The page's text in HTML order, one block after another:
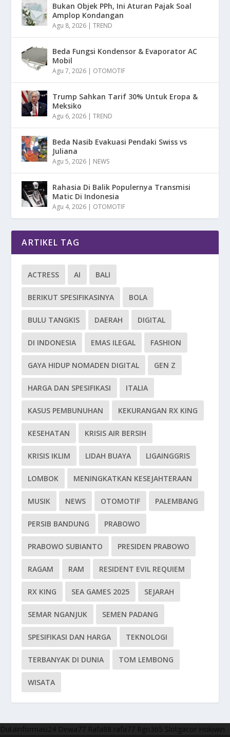
Bukan Objek PPh, Ini Aturan Pajak Soal
Amplop Kondangan
Agu 8, 2026 |TREND
Beda Fungsi Kondensor & Evaporator AC
Mobil
Agu 7, 2026 | OTOMOTIF
Trump Sahkan Tarif 30% Untuk Eropa &
Meksiko
Agu 6, 2026 |TREND
Beda Nasib Evakuasi Pendaki Swiss vs
Juliana
Agu 5, 2026 | NEWS
Rahasia Di Balik Populernya Transmisi
Matic Di Indonesia
Agu 4, 2026 | OTOMOTIF
ARTIKEL TAG
ACTRESS AI BALI
BERIKUT SPESIFIKASINYA BOLA
BULU TANGKIS DAERAH DIGITAL
DI INDONESIA EMAS ILEGAL FASHION
GAYA HIDUP NOMADEN DIGITAL GEN Z
HARGA DAN SPESIFIKASI ITALIA
KASUS PEMBUNUHAN KEKURANGAN RX KING
KESEHATAN KRISIS AIR BERSIH
KRISIS IKLIM LIDAH BUAYA LIGAINGGRIS
LOMBOK MENINGKATKAN KESEJAHTERAAN
MUSIK NEWS OTOMOTIF PALEMBANG
PERSIB BANDUNG PRABOWO
PRABOWO SUBIANTO PRESIDEN PRABOWO
RAGAM RAM RESIDENT EVIL REQUIEM
RX KING SEA GAMES 2025 SEJARAH
SEMAR NGANJUK SEMEN PADANG
SPESIFIKASI DAN HARGA TEKNOLOGI
TERBANYAK DI DUNIA TOM LEMBONG
WISATA
Dutainformasi24 Dewa77 Rafa88 rafa77 Rgo365 Slotgacor Hokiwin